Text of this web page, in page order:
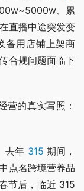
、累
直播中途突发变
备用店铺上架商
合规问题面临下
的真实写照：
去年 315 期间，
点名跨境营养品
节后，临近 315